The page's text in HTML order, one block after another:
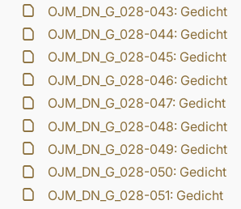
OJM_DN_G_028-043: Gedicht
OJM_DN_G_028-044: Gedicht
OJM_DN_G_028-045: Gedicht
OJM_DN_G_028-046: Gedicht
OJM_DN_G_028-047: Gedicht
OJM_DN_G_028-048: Gedicht
OJM_DN_G_028-049: Gedicht
OJM_DN_G_028-050: Gedicht
OJM_DN_G_028-051: Gedicht